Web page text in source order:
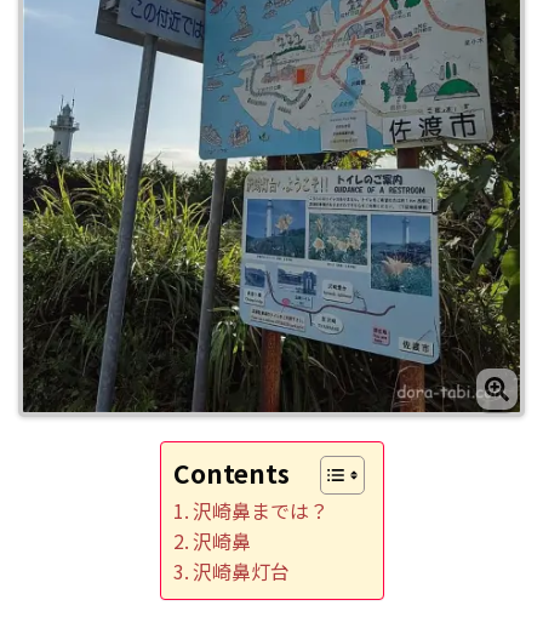
Contents
沢崎鼻までは？
沢崎鼻
沢崎鼻灯台